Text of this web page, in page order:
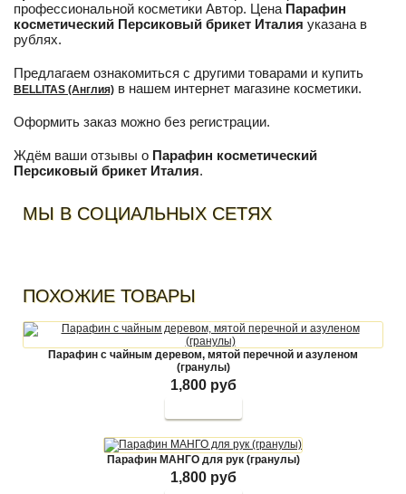
профессиональной косметики Автор. Цена Парафин
косметический Персиковый брикет Италия указана в
рублях.
Предлагаем ознакомиться с другими товарами и купить
BELLITAS (Англия) в нашем интернет магазине косметики.
Оформить заказ можно без регистрации.
Ждём ваши отзывы о Парафин косметический
Персиковый брикет Италия.
МЫ В СОЦИАЛЬНЫХ СЕТЯХ
ПОХОЖИЕ ТОВАРЫ
Парафин с чайным деревом, мятой перечной и азуленом
(гранулы)
1,800 руб
Парафин МАНГО для рук (гранулы)
1,800 руб